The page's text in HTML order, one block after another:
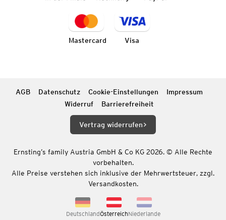
Mastercard Visa
AGB Datenschutz Cookie-Einstellungen
Impressum
Widerruf
Barrierefreiheit
Vertrag widerrufen
Ernsting’s family Austria GmbH & Co KG 2026. © Alle Rechte
vorbehalten.
Alle Preise verstehen sich inklusive der Mehrwertsteuer, zzgl.
Versandkosten.
DeutschlandÖsterreichNiederlande